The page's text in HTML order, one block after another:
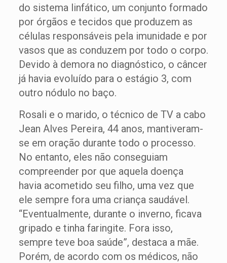
do sistema linfático, um conjunto formado
por órgãos e tecidos que produzem as
células responsáveis pela imunidade e por
vasos que as conduzem por todo o corpo.
Devido à demora no diagnóstico, o câncer
já havia evoluído para o estágio 3, com
outro nódulo no baço.
Rosali e o marido, o técnico de TV a cabo
Jean Alves Pereira, 44 anos, mantiveram-
se em oração durante todo o processo.
No entanto, eles não conseguiam
compreender por que aquela doença
havia acometido seu filho, uma vez que
ele sempre fora uma criança saudável.
“Eventualmente, durante o inverno, ficava
gripado e tinha faringite. Fora isso,
sempre teve boa saúde”, destaca a mãe.
Porém, de acordo com os médicos, não